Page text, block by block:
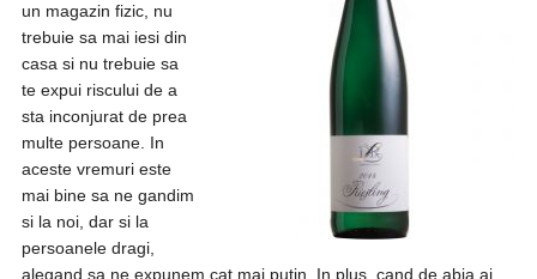
un magazin fizic, nu
trebuie sa mai iesi din
casa si nu trebuie sa
te expui riscului de a
sta inconjurat de prea
multe persoane. In
aceste vremuri este
mai bine sa ne gandim
si la noi, dar si la
persoanele dragi,
alegand sa ne expunem cat mai putin. In plus, cand de abia ai